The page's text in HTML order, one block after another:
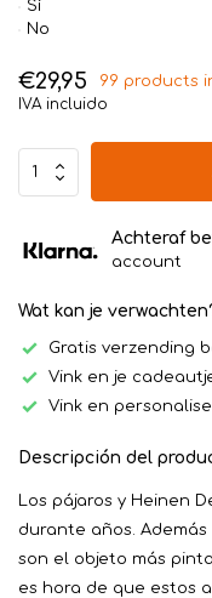
Sí
No
€29,95
99 products
IVA incluido
Achteraf
account
Wat kan je
Gratis verzending
Vink en je
Vink en
Descripción del
Los pájaros y Heinen
durante años.
son el objeto más
es hora de que estos